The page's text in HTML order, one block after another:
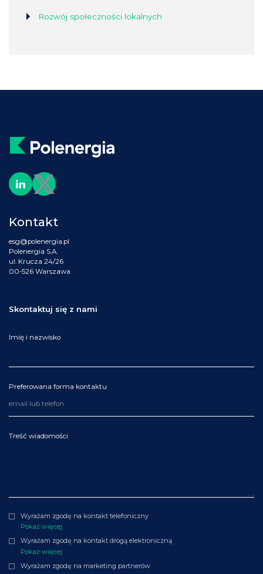
Rozwój społeczności lokalnych
Kontakt
esg@polenergia.pl
Polenergia S.A.
ul. Krucza 24/26
00-526 Warszawa
Skontaktuj się z nami
Imię i nazwisko
Preferowana forma kontaktu
Treść wiadomości
Wyrażam zgodę na kontakt telefoniczny
Pokaż więcej
Wyrażam zgodę na kontakt drogą elektroniczną
Pokaż więcej
Wyrażam zgodę na marketing partnerów